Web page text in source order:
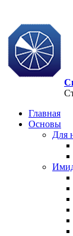
Главная
Основы
Для